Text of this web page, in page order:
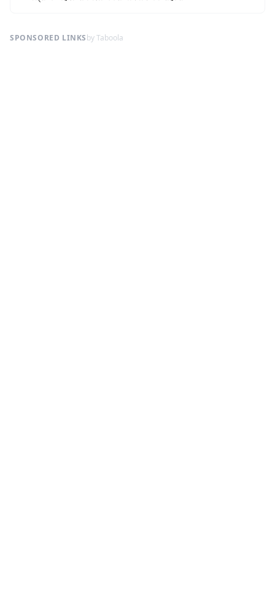
SPONSORED LINKSby Taboola